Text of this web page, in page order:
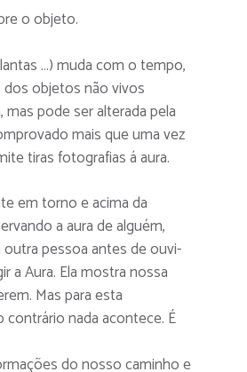
o objeto.
…) muda com o tempo,
objetos não vivos
mas pode ser alterada pela
mais que uma vez
tiras fotografias á aura.
em torno e acima da
a aura de alguém,
pessoa antes de ouvi-
a Aura. Ela mostra nossa
Mas para esta
nada acontece. É
do nosso caminho e